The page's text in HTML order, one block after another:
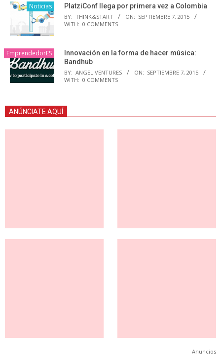
Noticias PlatziConf llega por primera vez a Colombia
BY: THINK&START ON: SEPTIEMBRE 7, 2015
WITH: 0 COMMENTS
EmprendedorES
Innovación en la forma de hacer música:
Bandhub
BY: ANGEL VENTURES ON: SEPTIEMBRE 7, 2015
WITH: 0 COMMENTS
ANÚNCIATE AQUÍ
Anuncios